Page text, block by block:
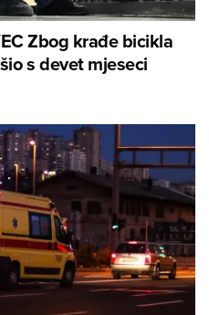
Zbog krađe bicikla
s devet mjeseci